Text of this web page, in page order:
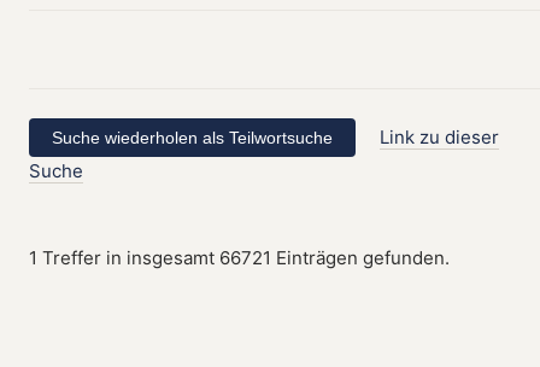
Link zu dieser
Suche
1 Treffer in insgesamt 66721 Einträgen gefunden.